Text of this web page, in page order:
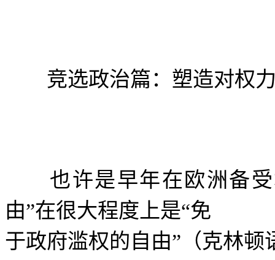
竞选政治篇：塑造对权力
也许是早年在欧洲备受
由”在很大程度上是“免
于政府滥权的自由” （克林